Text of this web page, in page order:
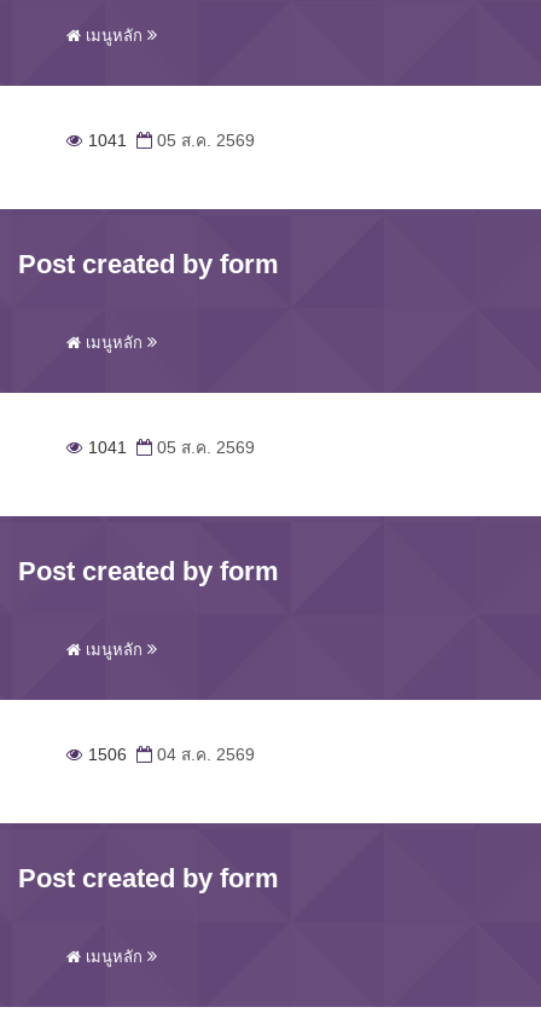
เมนูหลัก
1041 05 ส.ค. 2569
Post created by form
เมนูหลัก
1041 05 ส.ค. 2569
Post created by form
เมนูหลัก
1506 04 ส.ค. 2569
Post created by form
เมนูหลัก